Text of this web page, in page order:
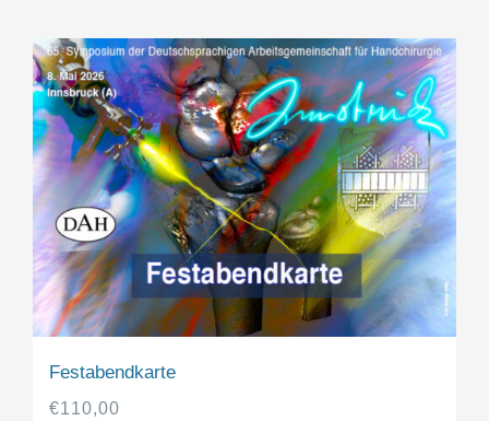
Festabendkarte
€110,00